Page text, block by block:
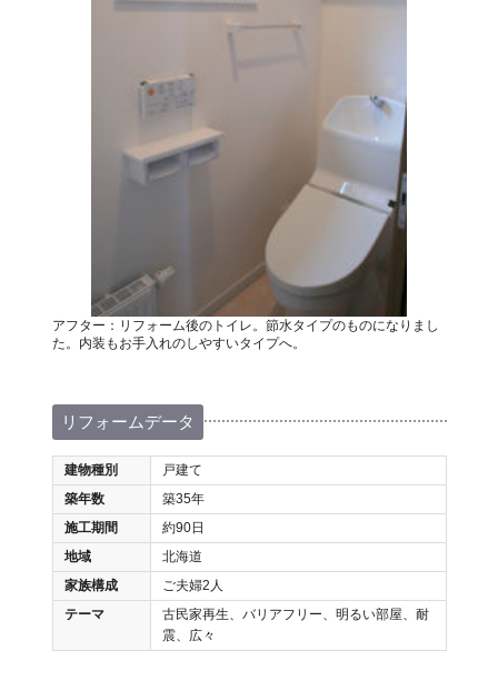
アフター：リフォーム後のトイレ。節水タイプのものになりまし
た。内装もお手入れのしやすいタイプへ。
リフォームデータ
建物種別
戸建て
築年数
築35年
施工期間
約90日
地域
北海道
家族構成
ご夫婦2人
テーマ
古民家再生、バリアフリー、明るい部屋、耐
震、広々